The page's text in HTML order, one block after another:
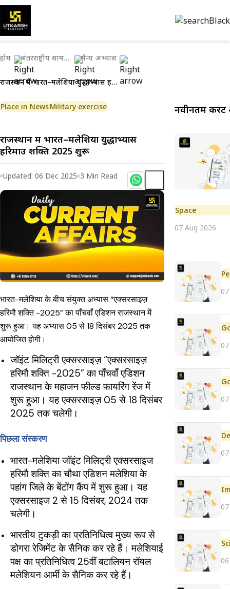
होम अंतरराष्ट्रीय सामयिकी सैन्य अभ्यास
राजस्थान में भारत–मलेशिया युद्धाभ्यास हरिमाउ शक्ति 2025 शुरू
Place in NewsMilitary exercise
राजस्थान में भारत–मलेशिया युद्धाभ्यास
हरिमाउ शक्ति 2025 शुरू
Updated: 06 Dec 2025 3 Min Read
भारत-मलेशिया के बीच संयुक्त अभ्यास “एक्सरसाइज़
हरिमौ शक्ति -2025” का पाँचवाँ एडिशन राजस्थान में
शुरू हुआ। यह अभ्यास 05 से 18 दिसंबर 2025 तक
आयोजित होगी।
जॉइंट मिलिट्री एक्सरसाइज़ “एक्सरसाइज़
हरिमौ शक्ति -2025” का पाँचवाँ एडिशन
राजस्थान के महाजन फील्ड फायरिंग रेंज में
शुरू हुआ। यह एक्सरसाइज़ 05 से 18 दिसंबर
2025 तक चलेगी।
पिछला संस्करण
भारत-मलेशिया जॉइंट मिलिट्री एक्सरसाइज
हरिमौ शक्ति का चौथा एडिशन मलेशिया के
पहांग जिले के बेंटोंग कैंप में शुरू हुआ। यह
एक्सरसाइज 2 से 15 दिसंबर, 2024 तक
चलेगी।
भारतीय टुकड़ी का प्रतिनिधित्व मुख्य रूप से
डोगरा रेजिमेंट के सैनिक कर रहे हैं। मलेशियाई
पक्ष का प्रतिनिधित्व 25वीं बटालियन रॉयल
मलेशियन आर्मी के सैनिक कर रहे हैं।
नवीनतम करेंट
Space
07 Aug 2026